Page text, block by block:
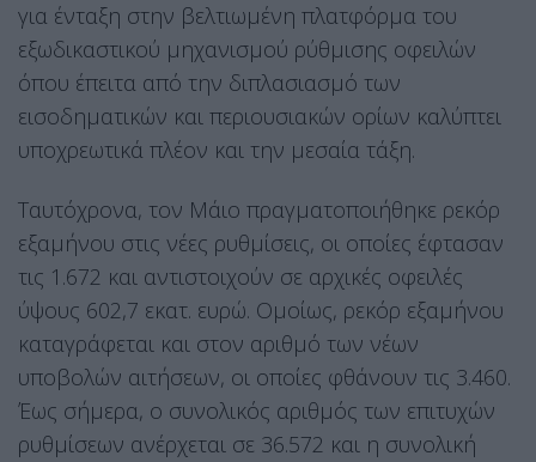
για ένταξη στην βελτιωμένη πλατφόρμα του
εξωδικαστικού μηχανισμού ρύθμισης οφειλών
όπου έπειτα από την διπλασιασμό των
εισοδηματικών και περιουσιακών ορίων καλύπτει
υποχρεωτικά πλέον και την μεσαία τάξη.
Ταυτόχρονα, τον Μάιο πραγματοποιήθηκε ρεκόρ
εξαμήνου στις νέες ρυθμίσεις, οι οποίες έφτασαν
τις 1.672 και αντιστοιχούν σε αρχικές οφειλές
ύψους 602,7 εκατ. ευρώ. Ομοίως, ρεκόρ εξαμήνου
καταγράφεται και στον αριθμό των νέων
υποβολών αιτήσεων, οι οποίες φθάνουν τις 3.460.
Έως σήμερα, ο συνολικός αριθμός των επιτυχών
ρυθμίσεων ανέρχεται σε 36.572 και η συνολική